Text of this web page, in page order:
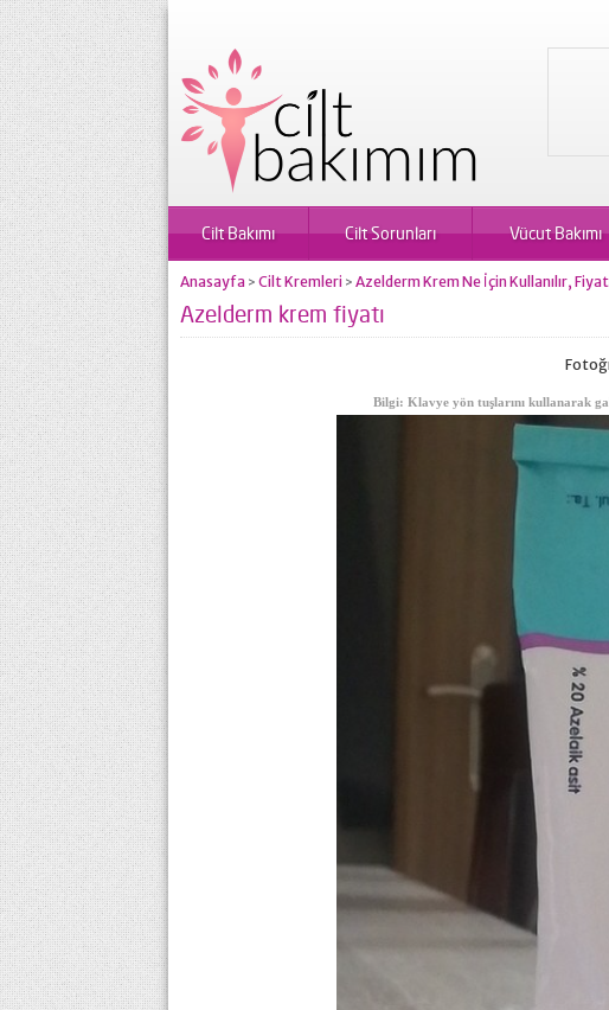
Cilt Bakımı Cilt Sorunları Vücut Bakımı
Anasayfa > Cilt Kremleri > Azelderm Krem Ne İçin Kullanılır,
Azelderm krem fiyatı
Bilgi: Klavye yön tuşlarını kullanarak